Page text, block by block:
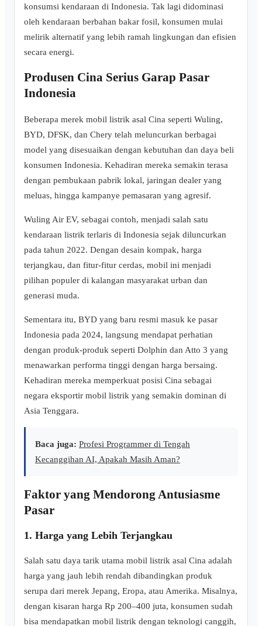
konsumsi kendaraan di Indonesia. Tak lagi didominasi
oleh kendaraan berbahan bakar fosil, konsumen mulai
melirik alternatif yang lebih ramah lingkungan dan efisien
secara energi.
Produsen Cina Serius Garap Pasar
Indonesia
Beberapa merek mobil listrik asal Cina seperti Wuling,
BYD, DFSK, dan Chery telah meluncurkan berbagai
model yang disesuaikan dengan kebutuhan dan daya beli
konsumen Indonesia. Kehadiran mereka semakin terasa
dengan pembukaan pabrik lokal, jaringan dealer yang
meluas, hingga kampanye pemasaran yang agresif.
Wuling Air EV, sebagai contoh, menjadi salah satu
kendaraan listrik terlaris di Indonesia sejak diluncurkan
pada tahun 2022. Dengan desain kompak, harga
terjangkau, dan fitur-fitur cerdas, mobil ini menjadi
pilihan populer di kalangan masyarakat urban dan
generasi muda.
Sementara itu, BYD yang baru resmi masuk ke pasar
Indonesia pada 2024, langsung mendapat perhatian
dengan produk-produk seperti Dolphin dan Atto 3 yang
menawarkan performa tinggi dengan harga bersaing.
Kehadiran mereka memperkuat posisi Cina sebagai
negara eksportir mobil listrik yang semakin dominan di
Asia Tenggara.
Baca juga: Profesi Programmer di Tengah
Kecanggihan AI, Apakah Masih Aman?
Faktor yang Mendorong Antusiasme
Pasar
1. Harga yang Lebih Terjangkau
Salah satu daya tarik utama mobil listrik asal Cina adalah
harga yang jauh lebih rendah dibandingkan produk
serupa dari merek Jepang, Eropa, atau Amerika. Misalnya,
dengan kisaran harga Rp 200–400 juta, konsumen sudah
bisa mendapatkan mobil listrik dengan teknologi canggih,